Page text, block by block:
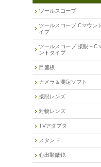
ツールスコープ
ツールスコープ Cマウン
イプ
ツールスコープ 接眼＋C
ントタイプ
目盛板
カメラ＆測定ソフト
接眼レンズ
対物レンズ
TVアダプタ
スタンド
心出顕微鏡